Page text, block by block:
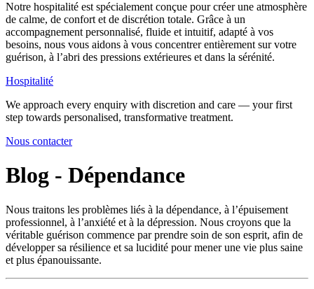
Notre hospitalité est spécialement conçue pour créer une atmosphère
de calme, de confort et de discrétion totale. Grâce à un
accompagnement personnalisé, fluide et intuitif, adapté à vos
besoins, nous vous aidons à vous concentrer entièrement sur votre
guérison, à l’abri des pressions extérieures et dans la sérénité.
Hospitalité
We approach every enquiry with discretion and care — your first
step towards personalised, transformative treatment.
Nous contacter
Blog - Dépendance
Nous traitons les problèmes liés à la dépendance, à l’épuisement
professionnel, à l’anxiété et à la dépression. Nous croyons que la
véritable guérison commence par prendre soin de son esprit, afin de
développer sa résilience et sa lucidité pour mener une vie plus saine
et plus épanouissante.